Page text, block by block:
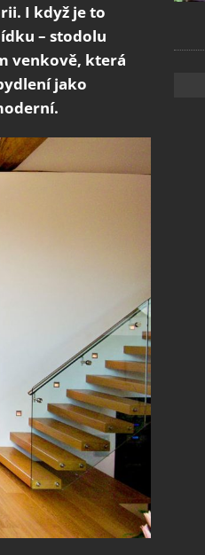
I když je to
– stodolu
venkově, která
jako